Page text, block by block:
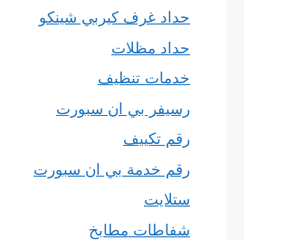
حداد غرف كيربي شينكو
حداد مظلات
خدمات تنظيف
رسيفر بي ان سبورت
رقم تكييف
رقم خدمة بي ان سبورت
ستلايت
شفاطات مطابخ